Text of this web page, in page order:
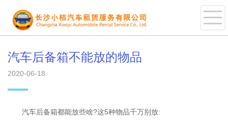
汽车后备箱不能放的物品
2020-06-18
汽车后备箱都能放些啥?这5种物品千万别放: